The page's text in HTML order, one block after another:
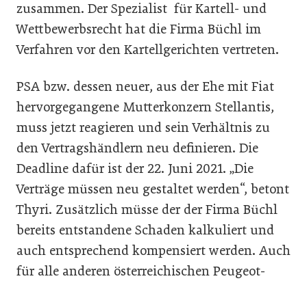
zusammen. Der Spezialist für Kartell- und
Wettbewerbsrecht hat die Firma Büchl im
Verfahren vor den Kartellgerichten vertreten.
PSA bzw. dessen neuer, aus der Ehe mit Fiat
hervorgegangene Mutterkonzern Stellantis,
muss jetzt reagieren und sein Verhältnis zu
den Vertragshändlern neu definieren. Die
Deadline dafür ist der 22. Juni 2021. „Die
Verträge müssen neu gestaltet werden“, betont
Thyri. Zusätzlich müsse der der Firma Büchl
bereits entstandene Schaden kalkuliert und
auch entsprechend kompensiert werden. Auch
für alle anderen österreichischen Peugeot-